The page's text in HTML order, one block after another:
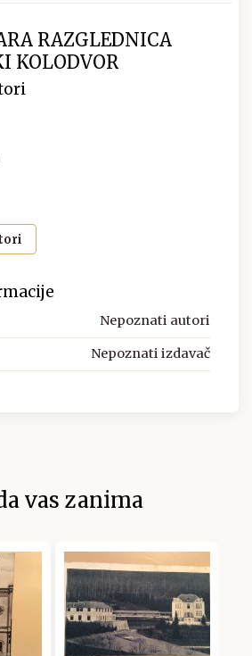
RAZGLEDNICA
KOLODVOR
Nepoznati autori
Nepoznati izdavač
vas zanima